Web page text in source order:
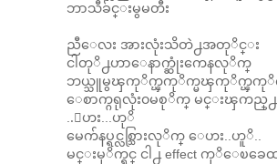
ဘာသီခ်င္းမွမတီး
ညီေလး အားလုံးသိတဲ႕အတုိင္း
ငါတုိ႕ဟာေနာက္ဆုံးကေနလုိက္
ဘယ္သူမွၾကုိက္ၾကုိက္မၾကုိက္ၾ
ေစာက္ဂရုလုံး၀မစုိက္ မင္းၾက
..ေဟး...ဟုိ
မေက်နပ္ရင္လစ္သြားလုိက္ ေဟး..ဟူိ..
မင္းမုိက္ရင္ ငါ႕ effect ကုိေၿခေထ